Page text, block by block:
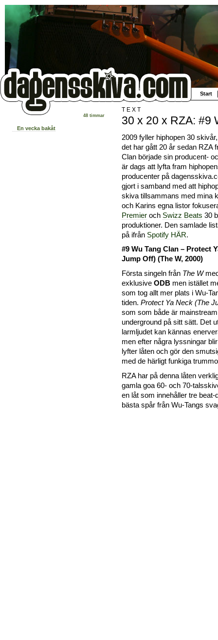
Start
48 timmar
En vecka bakåt
TEXT
30 x 20 x RZA: #9
2009 fyller hiphopen 30
det har gått 20 år sedan RZA
Clan började sin producent-
är dags att lyfta fram
producenter på
gjort i samband med att
skiva tillsammans med mina
och Karins egna listor
Premier och Swizz Beats 30
produktioner. Den samlade
på ifrån Spotify HÄR.
#9 Wu Tang Clan – Protect
Jump Off) (The W, 2000)
Första singeln från The W
exklusive ODB men istället
som tog allt mer plats i Wu-
tiden. Protect Ya Neck (The
som som både är
underground på sitt sätt. Det
larmljudet kan kännas
men efter några lyssningar
lyfter låten och gör den
med de härligt funkiga
RZA har på denna låten
gamla goa 60- och 70-
en låt som innehåller tre beat-
bästa spår från Wu-Tangs